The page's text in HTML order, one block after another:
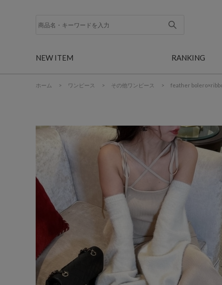
NEW ITEM RANKING
ホーム > ワンピース > その他ワンピース > feather